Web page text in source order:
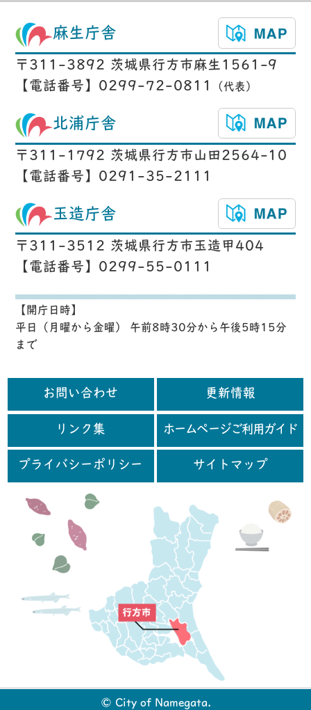
麻生庁舎
〒311-3892 茨城県行方市麻生1561-9
【電話番号】0299-72-0811
（代表）
北浦庁舎
〒311-1792 茨城県行方市山田2564-10
【電話番号】0291-35-2111
玉造庁舎
〒311-3512 茨城県行方市玉造甲404
【電話番号】0299-55-0111
【開庁日時】
平日（月曜から金曜） 午前8時30分から午後5時15分
まで
お問い合わせ 更新情報
リンク集 ホームページご利用ガイド
プライバシーポリシー サイトマップ
© City of Namegata.